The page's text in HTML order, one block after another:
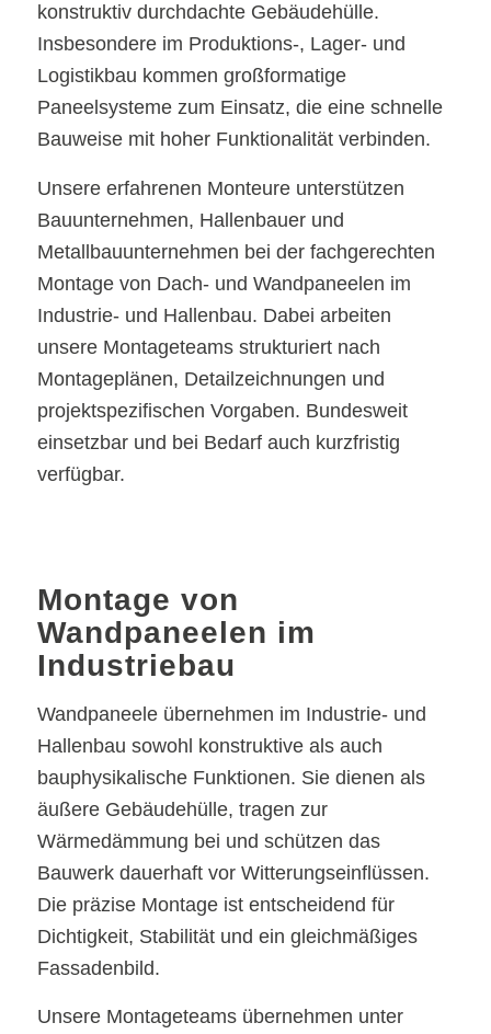
konstruktiv durchdachte Gebäudehülle.
Insbesondere im Produktions-, Lager- und
Logistikbau kommen großformatige
Paneelsysteme zum Einsatz, die eine schnelle
Bauweise mit hoher Funktionalität verbinden.
Unsere erfahrenen Monteure unterstützen
Bauunternehmen, Hallenbauer und
Metallbauunternehmen bei der fachgerechten
Montage von Dach- und Wandpaneelen im
Industrie- und Hallenbau. Dabei arbeiten
unsere Montageteams strukturiert nach
Montageplänen, Detailzeichnungen und
projektspezifischen Vorgaben. Bundesweit
einsetzbar und bei Bedarf auch kurzfristig
verfügbar.
Montage von
Wandpaneelen im
Industriebau
Wandpaneele übernehmen im Industrie- und
Hallenbau sowohl konstruktive als auch
bauphysikalische Funktionen. Sie dienen als
äußere Gebäudehülle, tragen zur
Wärmedämmung bei und schützen das
Bauwerk dauerhaft vor Witterungseinflüssen.
Die präzise Montage ist entscheidend für
Dichtigkeit, Stabilität und ein gleichmäßiges
Fassadenbild.
Unsere Montageteams übernehmen unter